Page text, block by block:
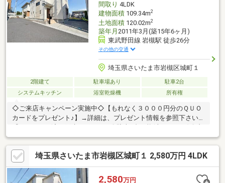
間取り 4LDK
建物面積109.34m2
土地面積120.02m2
築年月 2011年3月(築15年6ヶ月)
東武野田線 岩槻駅 徒歩26分
その他の交通
埼玉県さいたま市岩槻区城町１
2階建て 駐車場あり
駐車2台
システムキッチン
浴室乾燥機 所有権
◇ご来店キャンペーン実施中◇【もれなく３０００円分のＱＵＯ
カードをプレゼント♪】→詳細は、プレゼント情報を参照下さい。
外装リフォーム♪外壁塗装♪〇リビング＋4部屋のユトリある広さ
を確保＋2WIC〇スーパー、コンビニが徒歩圏内にありますので毎
日の生活も便利です♪遠方からのお引越しでも安心ですね♪詳細、
内覧、ご購入後を想定したライフプラン等、お気軽に東宝ハウス
ライフソリューションズグループ 株式会社東宝ハウス川口 営
埼玉県さいたま市岩槻区城町１ 2,580万円 4LDK
2,580万円